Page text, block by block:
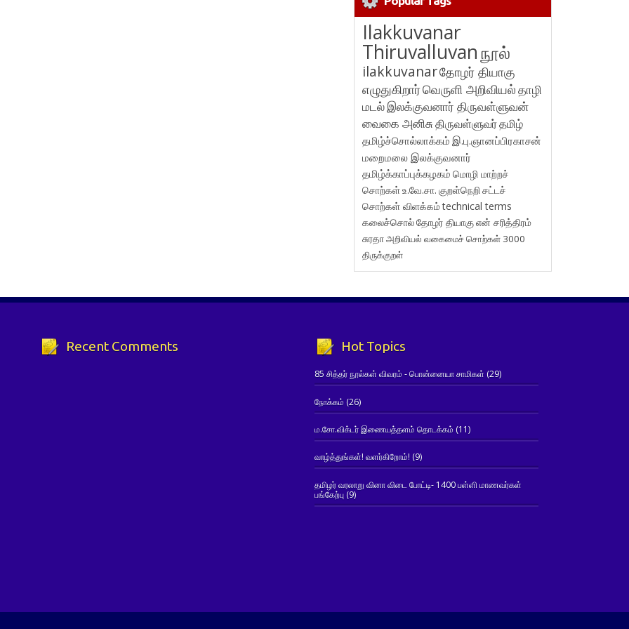
Ilakkuvanar
Thiruvalluvanநூல்
ilakkuvanarதோழர் தியாகு
எழுதுகிறார்வெருளி அறிவியல்தாழி
மடல்இலக்குவனார் திருவள்ளுவன்
வைகை அனிசுதிருவள்ளுவர்தமிழ்
தமிழ்ச்சொல்லாக்கம் இ.பு.ஞானப்பிரகாசன்
மறைமலை இலக்குவனார்
தமிழ்க்காப்புக்கழகம் மொழி மாற்றச்
சொற்கள்உ.வே.சா. குறள்நெறி சட்டச்
சொற்கள் விளக்கம்technical terms
கலைச்சொல்தோழர் தியாகுஎன் சரித்திரம்
சுரதாஅறிவியல் வகைமைச் சொற்கள் 3000
திருக்குறள்
Recent Comments Hot Topics
85 சித்தர் நூல்கள் விவரம் - பொன்னையா சாமிகள் (29)
நோக்கம் (26)
ம.சோ.விக்டர் இணையத்தளம் தொடக்கம் (11)
வாழ்த்துங்கள்! வளர்கிறோம்! (9)
தமிழர் வரலாறு வினா விடை போட்டி- 1400 பள்ளி மாணவர்கள்
பங்கேற்பு(9)